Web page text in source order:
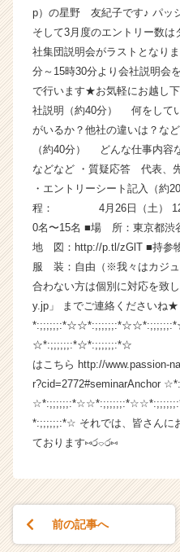
式
会
ア
イ
デ
ン
テ
ィ
テ
ィ
ー
の
タ
イ
ム
ラ
イ
ン
チ
ャ
ー・
か
p）の星野 友紀子です♪ パッ
そして3月度のエントリー数
社集団説明会がラストとなり
分～15時30分より会社説明会
で行います★お気軽にお越し
社説明（約40分） 何をして
がいるか？他社の違いは？な
（約40分） どんな仕事内容
などなど ・質疑応答 代表、
・エントリーシート記入（約
程： 4月26日（土） 12時
0名〜15名 ■場 所：東京都渋
地 図：http://p.tl/zGlT ■持参
服 装：自由（※我々はカジュ
合わない方は個別に対応を致
y.jp」 までご連絡ください
はこちら http://www.passion-
*:;;;;;;:*☆ それでは、皆さんに
ております⑅ර⌔ර⑅
前の記事へ